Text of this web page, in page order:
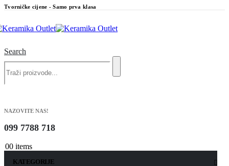
Tvorničke cijene - Samo prva klasa
Search
NAZOVITE NAS!
099 7788 718
00 items
KATEGORIJE